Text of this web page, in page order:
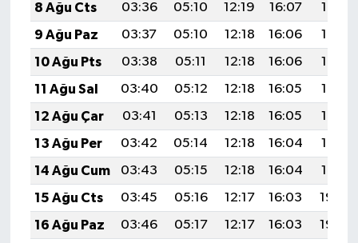
8 Ağu Cts
03:36 05:10 12:19 16:07
19:18
9 Ağu Paz
03:37 05:10 12:18 16:06
19:16
10 Ağu Pts
03:38 05:11 12:18 16:06
19:15
11 Ağu Sal
03:40 05:12 12:18 16:05
19:14
12 Ağu Çar
03:41 05:13 12:18 16:05
19:13
13 Ağu Per
03:42 05:14 12:18 16:04
19:12
14 Ağu Cum
03:43 05:15 12:18 16:04
19:10
15 Ağu Cts
03:45 05:16 12:17 16:03
19:09
16 Ağu Paz
03:46 05:17 12:17 16:03
19:08